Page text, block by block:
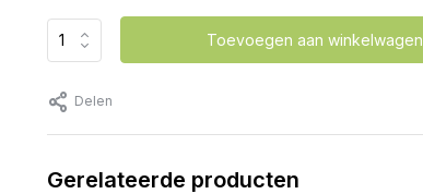
Toevoegen aan winkelwagen
Delen
Gerelateerde producten